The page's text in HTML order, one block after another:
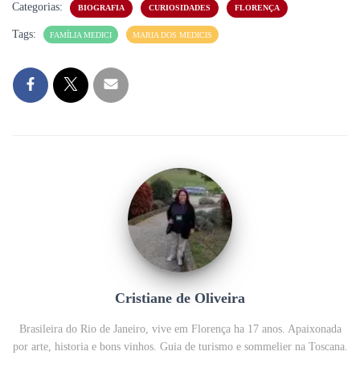
Categorias: BIOGRAFIA CURIOSIDADES FLORENÇA
Tags: FAMÍLIA MEDICI MARIA DOS MEDICIS
Cristiane de Oliveira
Brasileira do Rio de Janeiro, vive em Florença ha 17 anos. Apaixonada
por arte, historia e bons vinhos. Guia de turismo e sommelier na Toscana.